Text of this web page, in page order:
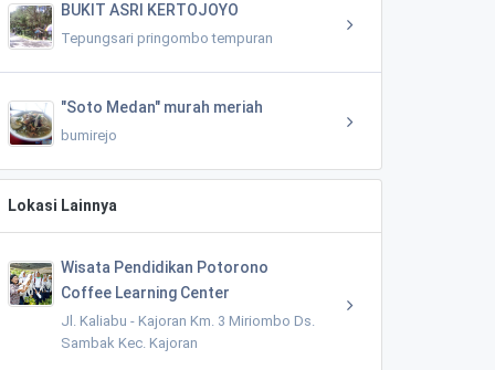
BUKIT ASRI KERTOJOYO
Tepungsari pringombo tempuran
"Soto Medan" murah meriah
bumirejo
Lokasi Lainnya
Wisata Pendidikan Potorono
Coffee Learning Center
Jl. Kaliabu - Kajoran Km. 3 Miriombo Ds.
Sambak Kec. Kajoran